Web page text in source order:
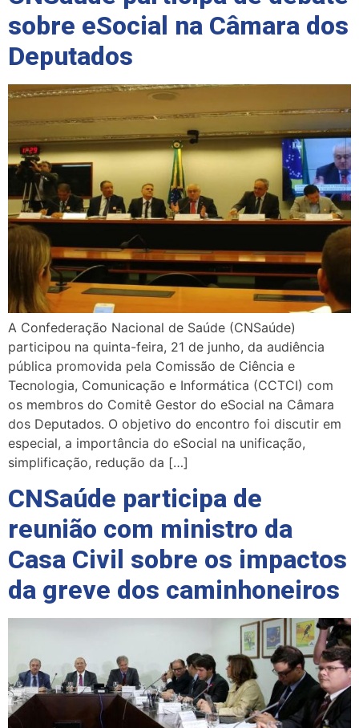
sobre eSocial na Câmara dos
Deputados
A Confederação Nacional de Saúde (CNSaúde)
participou na quinta-feira, 21 de junho, da audiência
pública promovida pela Comissão de Ciência e
Tecnologia, Comunicação e Informática (CCTCI) com
os membros do Comitê Gestor do eSocial na Câmara
dos Deputados. O objetivo do encontro foi discutir em
especial, a importância do eSocial na unificação,
simplificação, redução da […]
CNSaúde participa de
reunião com ministro da
Casa Civil sobre os impactos
da greve dos caminhoneiros